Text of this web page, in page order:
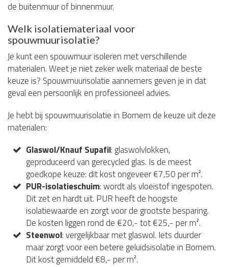
de buitenmuur of binnenmuur.
Welk isolatiemateriaal voor
spouwmuurisolatie?
Je kunt een spouwmuur isoleren met verschillende
materialen. Weet je niet zeker welk materiaal de beste
keuze is? Spouwmuurisolatie aannemers geven je in dat
geval een persoonlijk en professioneel advies.
Je hebt bij spouwmuurisolatie in Bornem de keuze uit deze
materialen:
Glaswol/Knauf Supafil: glaswolvlokken,
geproduceerd van gerecycled glas. Is de meest
goedkope keuze: dit kost ongeveer €7,50 per m².
PUR-isolatieschuim: wordt als vloeistof ingespoten.
Dit zet en hardt uit. PUR heeft de hoogste
isolatiewaarde en zorgt voor de grootste besparing.
De kosten liggen rond de €20,- tot €25,- per m².
Steenwol: vergelijkbaar met glaswol. Iets duurder
maar zorgt voor een betere geluidsisolatie in Bornem.
Dit kost gemiddeld €8,- per m².